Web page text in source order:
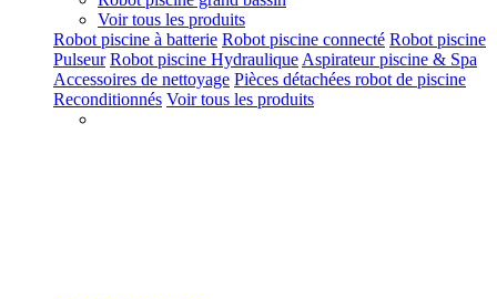
Voir tous les produits
Robot piscine à batterie Robot piscine connecté Robot piscine
Pulseur Robot piscine Hydraulique Aspirateur piscine & Spa
Accessoires de nettoyage Pièces détachées robot de piscine
Reconditionnés Voir tous les produits